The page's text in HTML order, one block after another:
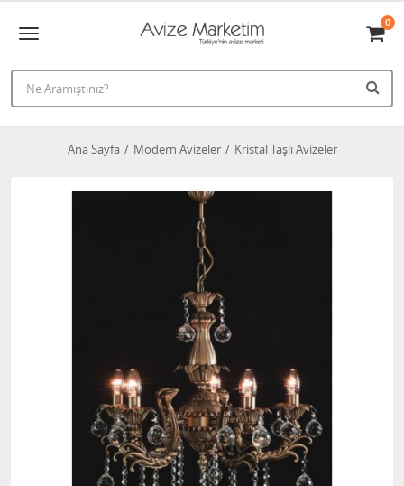
0
Ana Sayfa Modern Avizeler Kristal Taşlı Avizeler